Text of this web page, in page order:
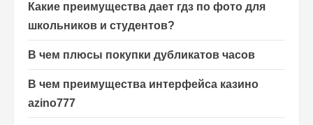
Какие преимущества дает гдз по фото для
школьников и студентов?
В чем плюсы покупки дубликатов часов
В чем преимущества интерфейса казино
azino777